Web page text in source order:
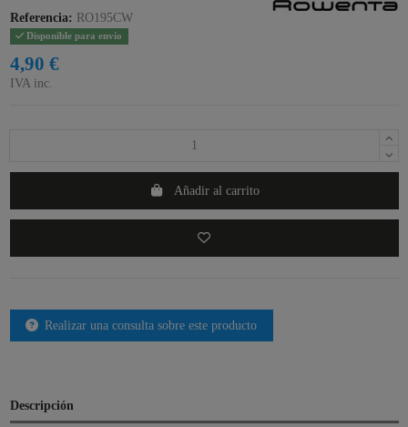
Referencia: RO195CW
Disponible para envío
4,90 €
IVA inc.
Añadir al carrito
Realizar una consulta sobre este producto
Descripción